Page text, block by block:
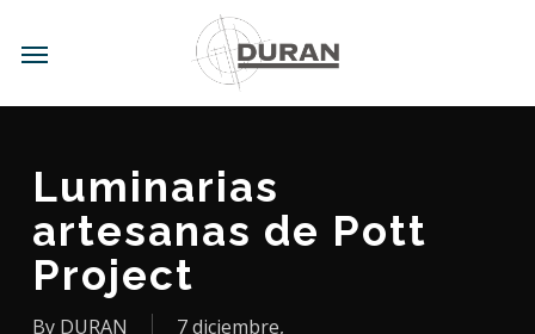
main
Menu
Luminarias
artesanas de Pott
Project
By DURAN
7 diciembre,